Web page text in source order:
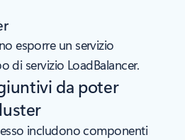
esporre un servizio
di servizio LoadBalancer.
da poter
includono componenti